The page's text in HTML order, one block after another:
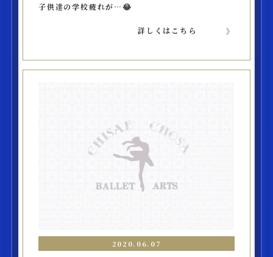
子供達の学校疲れが…😂
詳しくはこちら
2020.06.07